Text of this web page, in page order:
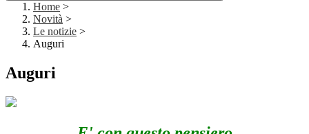
Home >
Novità >
Le notizie >
Auguri
Auguri